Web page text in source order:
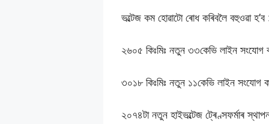
ভল্টেজ কম হোৱাটো ৰোধ কৰিবলৈ বহুওৱা
২৬০৫ কিঃমিঃ নতুন ৩৩কেভি লাইন সংযোগ
৩০১৮ কিঃমিঃ নতুন ১১কেভি লাইন সংযোগ
২০৭৪টা নতুন হাইভল্টেজ ট্ৰেণ্সফৰ্মাৰ